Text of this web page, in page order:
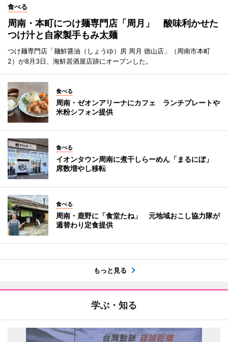
食べる
周南・本町につけ麺専門店「周月」 酸味利かせた
つけ汁と自家製手もみ太麺
つけ麺専門店「麺鮮醤油（しょうゆ）房 周月 徳山店」（周南市本町
2）が8月3日、海鮮居酒屋店跡にオープンした。
食べる
周南・ゼオンアリーナにカフェ ランチプレートや
米粉シフォン提供
食べる
イオンタウン周南に煮干しらーめん「まるにぼ」
席数増やし移転
食べる
周南・鹿野に「食堂たね」 元地域おこし協力隊が
週替わり定食提供
もっと見る
学ぶ・知る